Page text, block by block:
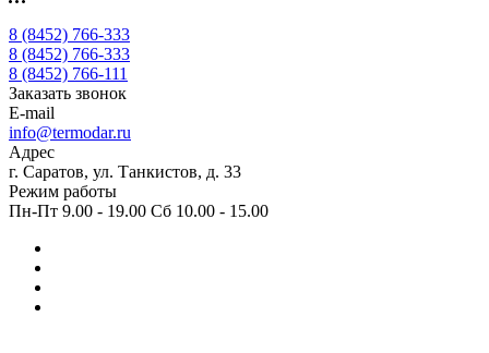
8 (8452) 766-333
8 (8452) 766-333
8 (8452) 766-111
Заказать звонок
E-mail
info@termodar.ru
Адрес
г. Саратов, ул. Танкистов, д. 33
Режим работы
Пн-Пт 9.00 - 19.00 Сб 10.00 - 15.00